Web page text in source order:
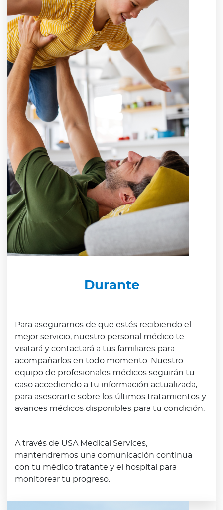
Durante
Para asegurarnos de que estés recibiendo el
mejor servicio, nuestro personal médico te
visitará y contactará a tus familiares para
acompañarlos en todo momento. Nuestro
equipo de profesionales médicos seguirán tu
caso accediendo a tu información actualizada,
para asesorarte sobre los últimos tratamientos y
avances médicos disponibles para tu condición.
A través de USA Medical Services,
mantendremos una comunicación continua
con tu médico tratante y el hospital para
monitorear tu progreso.